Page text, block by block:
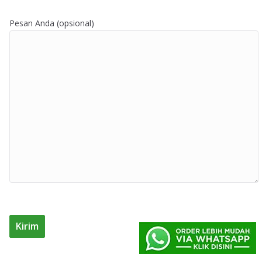
Pesan Anda (opsional)